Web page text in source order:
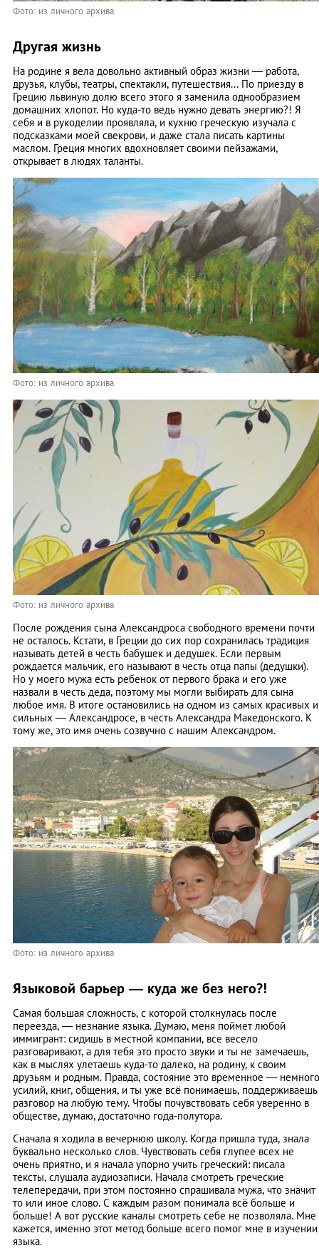
Фото: из личного архива
Другая жизнь
На родине я вела довольно активный образ жизни ― работа,
друзья, клубы, театры, спектакли, путешествия... По приезду в
Грецию львиную долю всего этого я заменила однообразием
домашних хлопот. Но куда-то ведь нужно девать энергию?! Я
себя и в рукоделии проявляла, и кухню греческую изучала с
подсказками моей свекрови, и даже стала писать картины
маслом. Греция многих вдохновляет своими пейзажами,
открывает в людях таланты.
Фото: из личного архива
Фото: из личного архива
После рождения сына Александроса свободного времени почти
не осталось. Кстати, в Греции до сих пор сохранилась традиция
называть детей в честь бабушек и дедушек. Если первым
рождается мальчик, его называют в честь отца папы (дедушки).
Но у моего мужа есть ребенок от первого брака и его уже
назвали в честь деда, поэтому мы могли выбирать для сына
любое имя. В итоге остановились на одном из самых красивых и
сильных ― Александросе, в честь Александра Македонского. К
тому же, это имя очень созвучно с нашим Александром.
Фото: из личного архива
Языковой барьер ― куда же без него?!
Самая большая сложность, с которой столкнулась после
переезда, ― незнание языка. Думаю, меня поймет любой
иммигрант: сидишь в местной компании, все весело
разговаривают, а для тебя это просто звуки и ты не замечаешь,
как в мыслях улетаешь куда-то далеко, на родину, к своим
друзьям и родным. Правда, состояние это временное ― немного
усилий, книг, общения, и ты уже всё понимаешь, поддерживаешь
разговор на любую тему. Чтобы почувствовать себя уверенно в
обществе, думаю, достаточно года-полутора.
Сначала я ходила в вечернюю школу. Когда пришла туда, знала
буквально несколько слов. Чувствовать себя глупее всех не
очень приятно, и я начала упорно учить греческий: писала
тексты, слушала аудиозаписи. Начала смотреть греческие
телепередачи, при этом постоянно спрашивала мужа, что значит
то или иное слово. С каждым разом понимала всё больше и
больше! А вот русские каналы смотреть себе не позволяла. Мне
кажется, именно этот метод больше всего помог мне в изучении
языка.